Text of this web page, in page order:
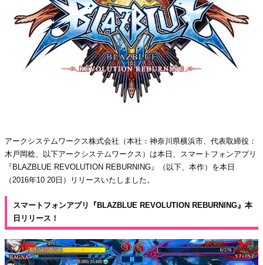
アークシステムワークス株式会社（本社：神奈川県横浜市、代表取締役：
木戸岡稔、以下アークシステムワークス）は本日、スマートフォンアプリ
『BLAZBLUE REVOLUTION REBURNING』（以下、本作）を本日
（2016年10 20日）リリースいたしました。
スマートフォンアプリ『BLAZBLUE REVOLUTION REBURNING』本
日リリース！